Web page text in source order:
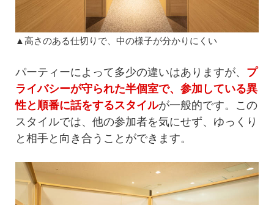
▲高さのある仕切りで、中の様子が分かりにくい
パーティーによって多少の違いはありますが、 プ
ライバシーが守られた半個室で、参加している異
性と順番に話をするスタイルが一般的です。この
スタイルでは、他の参加者を気にせず、ゆっくり
と相手と向き合うことができます。